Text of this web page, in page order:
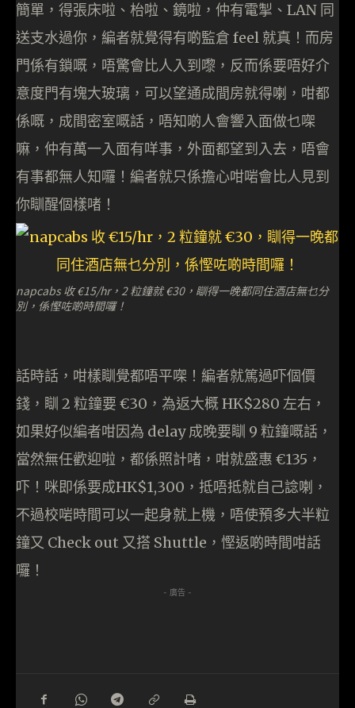
簡單，得張床啦、枱啦、鏡啦，仲有電掣、LAN 同
送支水過你，編者就覺得有啲監倉 feel 就真！而房
門係有鎖嘅，唔驚會比人入到嚟，反而係要唔好介
意度門有塊大玻璃，可以望通成間房就得喇，咁都
係嘅，成間密室嘅話，唔知啲人會響入面做乜㗎
嘛，仲有萬一入面有咩事，外面都望到入去，唔會
有事都無人知囉！編者就只係擔心咁啱會比人見到
你瞓醒個樣啫！
napcabs 收 €15/hr，2 粒鐘就 €30，瞓得一晚都同住酒店無乜分
別，係慳咗啲時間囉！
話時話，咁樣瞓覺都唔平㗎！編者就篤過吓個價
錢，瞓 2 粒鐘要 €30，為返大概 HK$280 左右，
如果好似編者咁因為 delay 成晚要瞓 9 粒鐘嘅話，
當然無任歡迎啦，都係照計啫，咁就盛惠 €135，
吓！咪即係要成HK$1,300，抵唔抵就自己諗喇，
不過校啱時間可以一起身就上機，唔使預多大半粒
鐘又 Check out 又搭 Shuttle，慳返啲時間咁話
囉！
- 廣告 -